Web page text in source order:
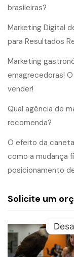
brasileiras?
Marketing Digital
para Resultados
Marketing
emagrecedoras!
vender!
Qual agência de
recomenda?
O efeito da
como a mudança
posicionamento
Solicite um